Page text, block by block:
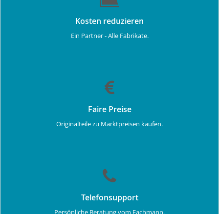
Kosten reduzieren
Ein Partner - Alle Fabrikate.
Faire Preise
Originalteile zu Marktpreisen kaufen.
Telefonsupport
Persönliche Beratung vom Fachmann.